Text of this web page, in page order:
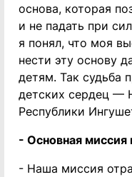
основа, которая
и не падать при
я понял, что моя
нести эту основу
детям. Так судьба
детских сердец —
Республики
- Основная миссия
- Наша миссия